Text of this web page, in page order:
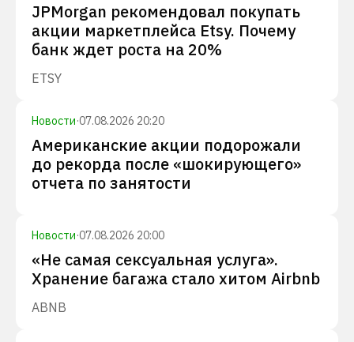
JPMorgan рекомендовал покупать
акции маркетплейса Etsy. Почему
банк ждет роста на 20%
ETSY
Новости·07.08.2026 20:20
Американские акции подорожали
до рекорда после «шокирующего»
отчета по занятости
Новости·07.08.2026 20:00
«Не самая сексуальная услуга».
Хранение багажа стало хитом Airbnb
ABNB